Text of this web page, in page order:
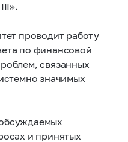
проводит работу
по финансовой
связанных
значимых
и принятых